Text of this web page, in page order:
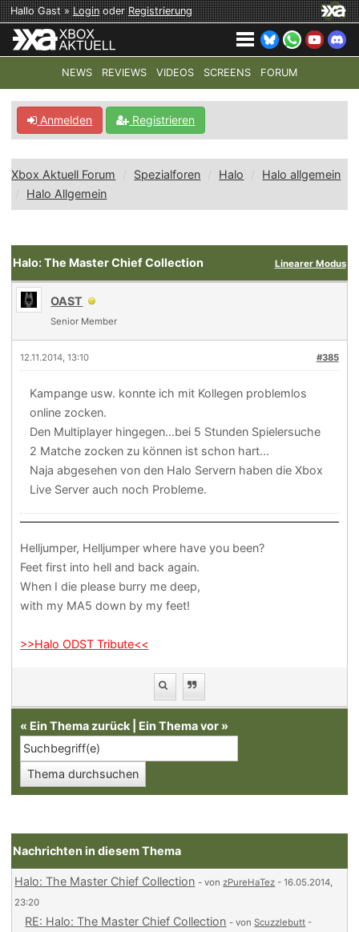
Hallo Gast »LoginoderRegistrierung
NEWS REVIEWS VIDEOS SCREENS FORUM
TOP-THEMEN: COD: MODERN WARFARE 4 HALO:
Anmelden Registrieren
Xbox Aktuell Forum Spezialforen Halo
Halo allgemein
Halo Allgemein
Linearer Modus
Halo: The Master Chief Collection
OAST
Senior Member
#385
12.11.2014, 13:10
Kampange usw. konnte ich mit Kollegen problemlos
online zocken.
Den Multiplayer hingegen...bei 5 Stunden Spielersuche
2 Matche zocken zu können ist schon hart...
Naja abgesehen von den Halo Servern haben die Xbox
Live Server auch noch Probleme.
Helljumper, Helljumper where have you been?
Feet first into hell and back again.
When I die please burry me deep,
with my MA5 down by my feet!
>>Halo ODST Tribute<<
« Ein Thema zurück Ein Thema vor »
Nachrichten in diesem Thema
Halo: The Master Chief Collection - vonzPureHaTez - 16.05.2014,
23:20
RE: Halo: The Master Chief Collection - vonScuzzlebutt -